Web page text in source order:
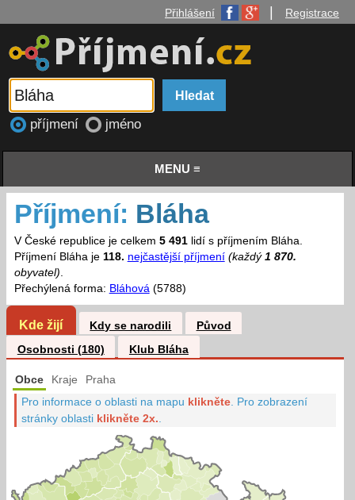
Přihlášení Registrace
příjmení jméno
MENU ≡
Příjmení: Bláha
V České republice je celkem 5 491lidí s příjmením Bláha.
Příjmení Bláha je 118. nejčastější příjmení (každý 1 870.
obyvatel).
Přechýlená forma: Bláhová(5788)
Kde žijí Kdy se narodili
Původ
Osobnosti (180)
Klub Bláha
Obce Kraje Praha
Pro informace o oblasti na mapu klikněte Pro zobrazení
stránky oblasti klikněte 2x.